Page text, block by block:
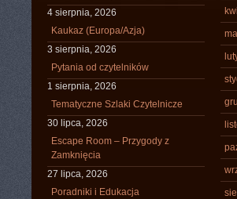
4 sierpnia, 2026
Kaukaz (Europa/Azja)
3 sierpnia, 2026
Pytania od czytelników
1 sierpnia, 2026
Tematyczne Szlaki Czytelnicze
30 lipca, 2026
Escape Room – Przygody z
Zamknięcia
27 lipca, 2026
Poradniki i Edukacja